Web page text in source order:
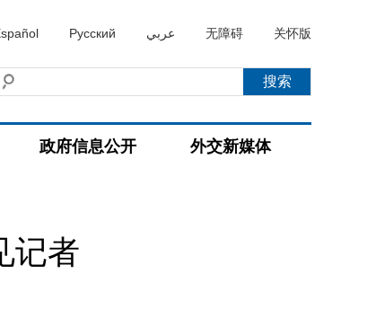
Русский عربي 无障碍 关怀版
政府信息公开 外交新媒体
记者